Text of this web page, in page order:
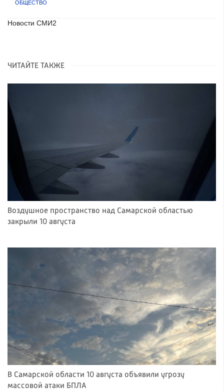
ОБЩЕСТВО
Новости СМИ2
ЧИТАЙТЕ ТАКЖЕ
Воздушное пространство над Самарской областью
закрыли 10 августа
В Самарской области 10 августа объявили угрозу
массовой атаки БПЛА